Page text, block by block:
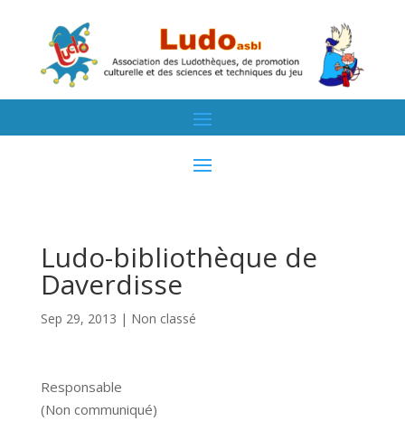
Ludo-bibliothèque de
Daverdisse
Sep 29, 2013 | Non classé
Responsable
(Non communiqué)